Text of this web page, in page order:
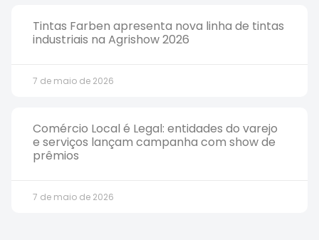
Tintas Farben apresenta nova linha de tintas
industriais na Agrishow 2026
7 de maio de 2026
Comércio Local é Legal: entidades do varejo
e serviços lançam campanha com show de
prêmios
7 de maio de 2026